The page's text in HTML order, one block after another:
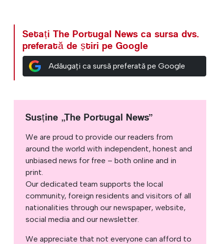
Setați The Portugal News ca sursa dvs.
preferată de știri pe Google
Adăugați ca sursă preferată pe Google
Susține „The Portugal News”
We are proud to provide our readers from
around the world with independent, honest and
unbiased news for free – both online and in
print.
Our dedicated team supports the local
community, foreign residents and visitors of all
nationalities through our newspaper, website,
social media and our newsletter.
We appreciate that not everyone can afford to